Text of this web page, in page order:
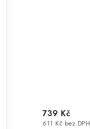
611 Kč bez DPH
739 Kč